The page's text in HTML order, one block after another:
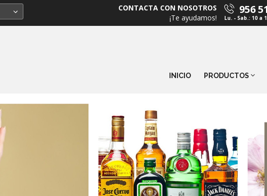
956
Lu. - Sab.: 10 a
CONTACTA CON NOSOTROS
¡Te ayudamos!
INICIO PRODUCTOS